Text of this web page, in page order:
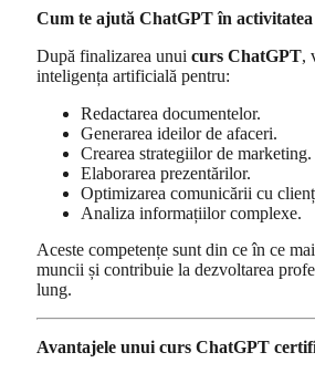
Cum te ajută ChatGPT în activitatea
După finalizarea unui curs ChatGPT,
inteligența artificială pentru:
Redactarea documentelor.
Generarea ideilor de afaceri.
Crearea strategiilor de marketing.
Elaborarea prezentărilor.
Optimizarea comunicării cu
Analiza informațiilor complexe.
Aceste competențe sunt din ce în ce
muncii și contribuie la dezvoltarea
lung.
Avantajele unui curs ChatGPT